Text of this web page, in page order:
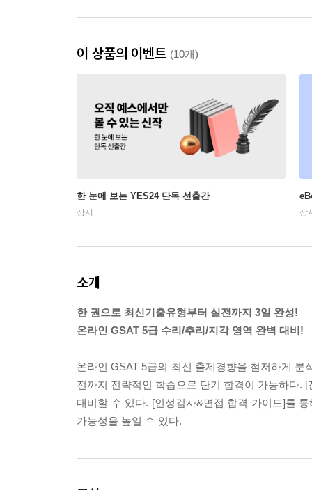
이 상품의 이벤트 (10개)
한 눈에 보는 YES24 단독 선출간
상시 상
소개
한 권으로 최신기출유형부터 실전까지 3일 완성!
온라인 GSAT 5급 수리/추리/지각 영역 완벽 대비!
온라인 GSAT 5급의 최신 출제경향을 철저하게
전까지 전략적인 학습으로 단기 합격이 가능하다.
대비할 수 있다. [인성검사&면접 합격 가이드]를
가능성을 높일 수 있다.